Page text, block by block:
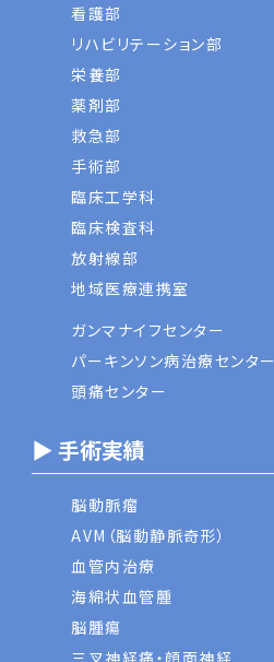
看護部
リハビリテーション部
栄養部
薬剤部
救急部
手術部
臨床工学科
臨床検査科
放射線部
地域医療連携室
ガンマナイフセンター
パーキンソン病治療センター
頭痛センター
▶ 手術実績
脳動脈瘤
AVM（脳動静脈奇形）
血管内治療
海綿状血管腫
脳腫瘍
三叉神経痛・顔面神経